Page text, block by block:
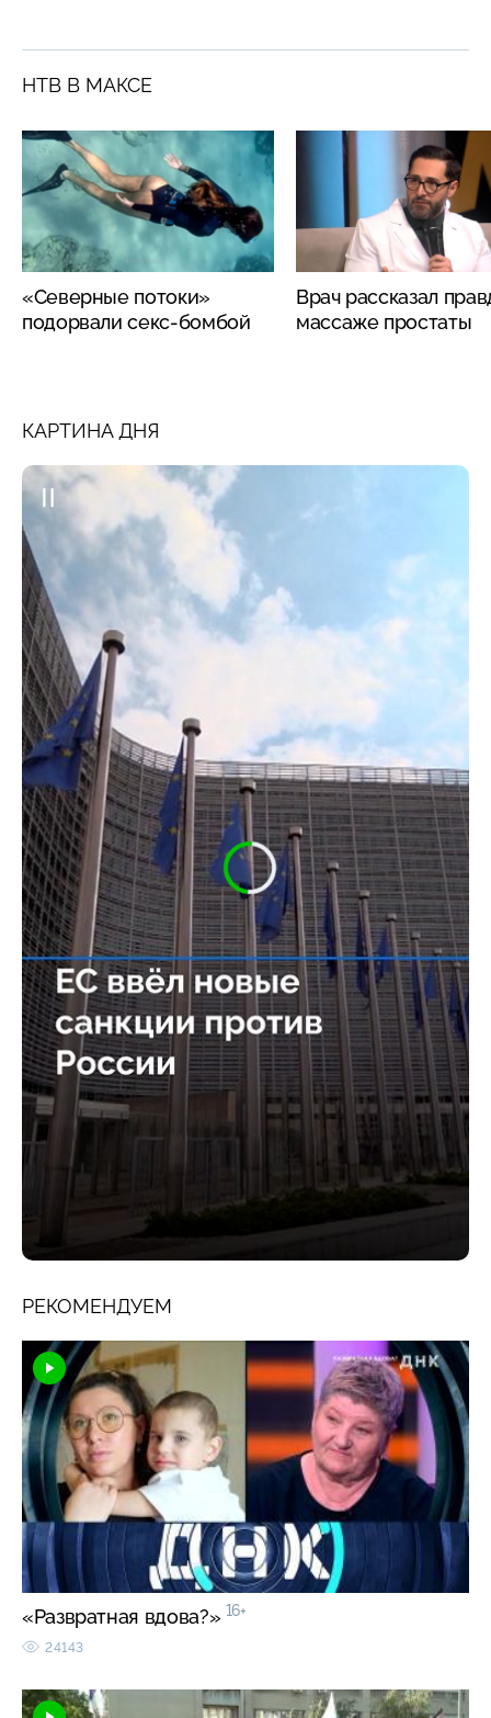
НТВ В МАКСЕ
«Северные потоки»
подорвали секс-бомбой
Врач рассказал
массаже простаты
КАРТИНА ДНЯ
РЕКОМЕНДУЕМ
«Развратная вдова?» 16+
24143